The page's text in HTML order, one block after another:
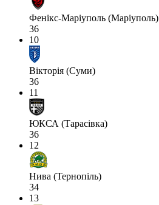
Фенікс-Маріуполь (Маріуполь)
36
10
Вікторія (Суми)
36
11
ЮКСА (Тарасівка)
36
12
Нива (Тернопіль)
34
13